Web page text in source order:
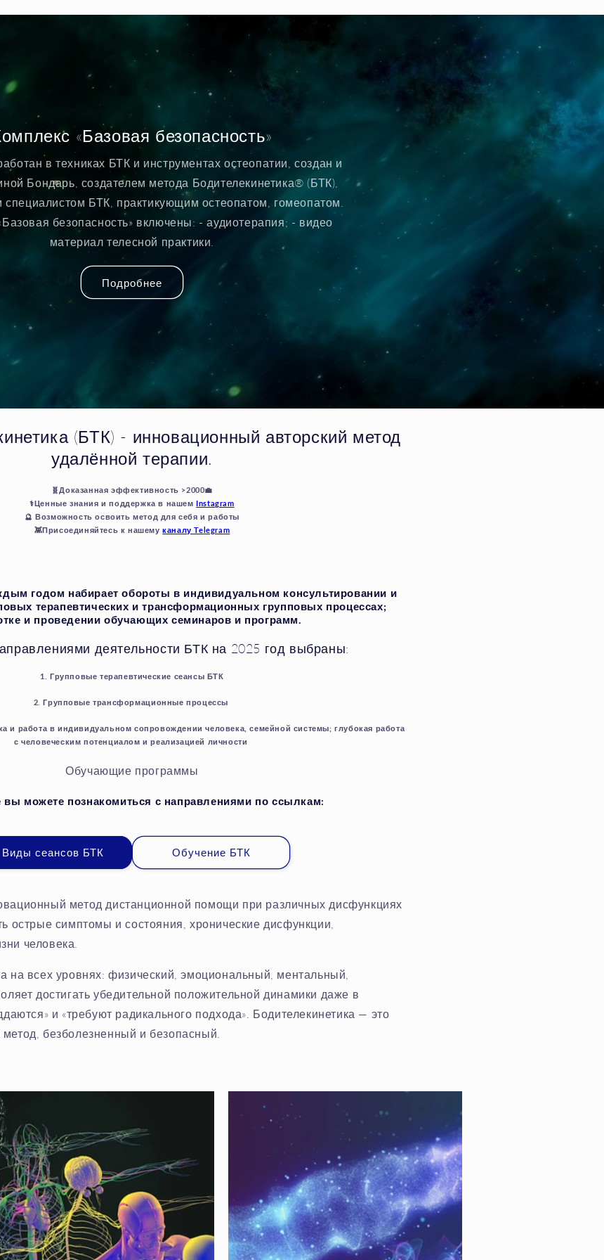
«Базовая безопасность»
в техниках БТК и инструментах остеопатии, создан и
Бондарь, создателем метода Бодителекинетика® (БТК),
БТК, практикующим остеопатом, гомеопатом.
безопасность» включены: - аудиотерапия; - видео
материал телесной практики.
Подробнее
(БТК) - инновационный авторский метод
удалённой терапии.
🧬Доказанная эффективность >2000💼
⚕️Ценные знания и поддержка в нашемInstagram
🔮 Возможность освоить метод для себя и работы
👾Присоединяйтесь к нашемуканалу Telegram
годом набирает обороты в индивидуальном консультировании и
терапевтических и трансформационных групповых процессах;
и проведении обучающих семинаров и программ.
деятельности БТК на 2025 год выбраны:
1. Групповые терапевтические сеансы БТК
2. Групповые трансформационные процессы
и работа в индивидуальном сопровождении человека, семейной системы; глубокая работа
с человеческим потенциалом и реализацией личности
Обучающие программы
вы можете познакомиться с направлениями по ссылкам:
Виды сеансов БТК Обучение БТК
метод дистанционной помощи при различных дисфункциях
острые симптомы и состояния, хронические дисфункции,
человека.
на всех уровнях: физический, эмоциональный, ментальный,
достигать убедительной положительной динамики даже в
и «требуют радикального подхода». Бодителекинетика — это
безболезненный и безопасный.